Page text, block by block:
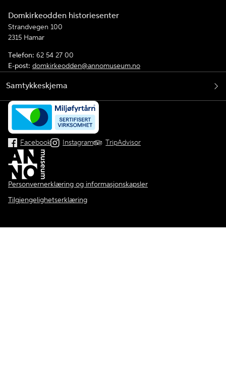
Domkirkeodden historiesenter
Strandvegen 100
2315 Hamar
Telefon: 62 54 27 00
E-post: domkirkeodden@annomuseum.no
Samtykkeskjema
Facebook Instagram TripAdvisor
Personvernerklæring og informasjonskapsler
Tilgjengelighetserklæring